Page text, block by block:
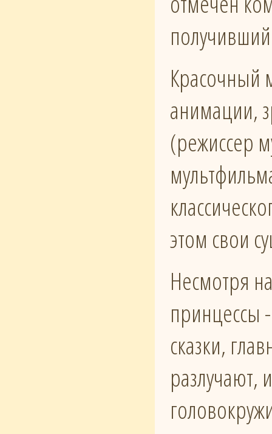
Красочный
анимации,
(режиссер
этом свои
Несмотря
принцессы
сказки,
разлучают,